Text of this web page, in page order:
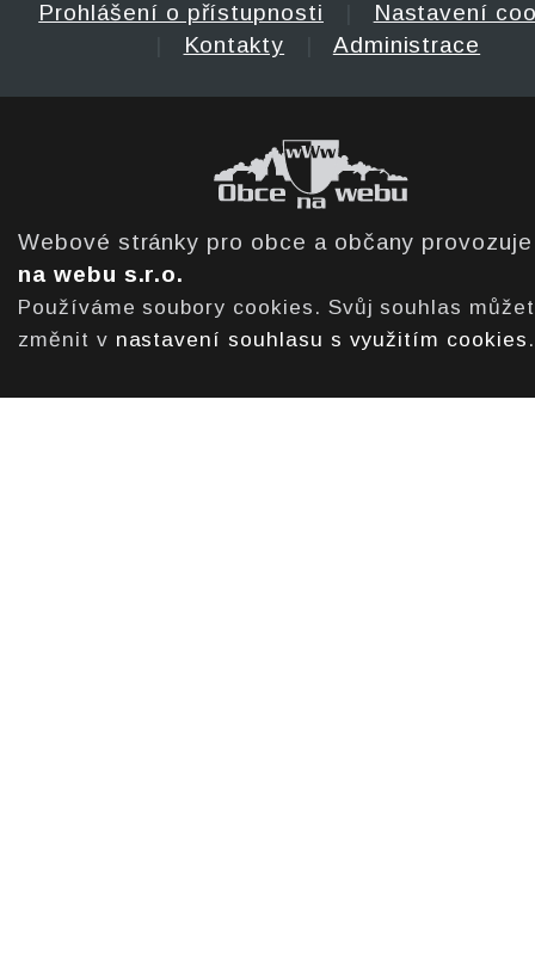
Prohlášení o přístupnosti
Nastavení
Kontakty Administrace
Webové stránky pro obce a občany
na webu s.r.o.
Používáme soubory cookies. Svůj souhlas
změnit v nastavení souhlasu s využitím cookies .